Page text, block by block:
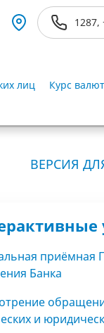
1287,
лиц Курс валют
ВЕРСИЯ
приёмная
Банка
и